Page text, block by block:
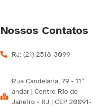
Nossos Contatos
RJ: (21) 2518-3099
Rua Candelária, 79 - 11º
andar | Centro Rio de
Janeiro - RJ | CEP 20091-